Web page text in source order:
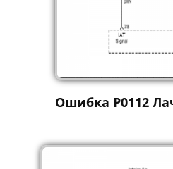
Ошибка P0112